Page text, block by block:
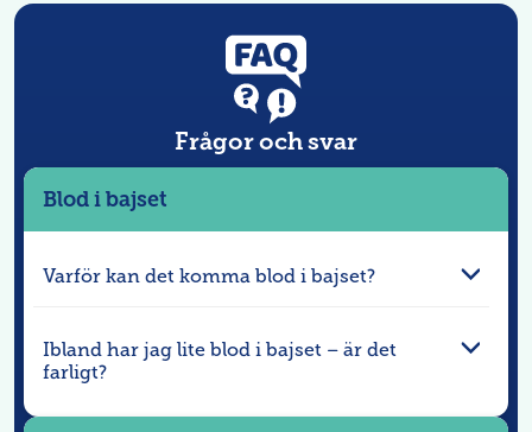
Frågor och svar
Blod i bajset
Varför kan det komma blod i bajset?
Ibland har jag lite blod i bajset – är det
farligt?